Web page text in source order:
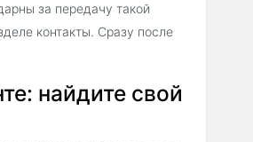
за передачу такой
контакты. Сразу после
найдите свой